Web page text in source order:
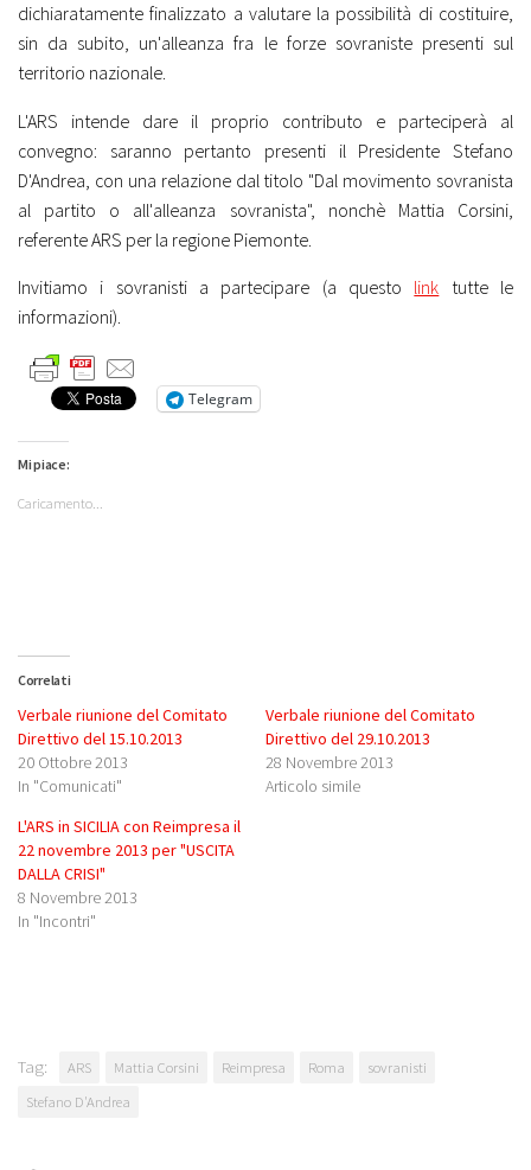
dichiaratamente finalizzato a valutare la possibilità di costituire,
sin da subito, un'alleanza fra le forze sovraniste presenti sul
territorio nazionale.
L'ARS intende dare il proprio contributo e parteciperà al
convegno: saranno pertanto presenti il Presidente Stefano
D'Andrea, con una relazione dal titolo "Dal movimento sovranista
al partito o all'alleanza sovranista", nonchè Mattia Corsini,
referente ARS per la regione Piemonte.
Invitiamo i sovranisti a partecipare (a questo link tutte le
informazioni).
Telegram
Mi piace:
Caricamento...
Correlati
Verbale riunione del Comitato
Direttivo del 15.10.2013
20 Ottobre 2013
In "Comunicati"
Verbale riunione del Comitato
Direttivo del 29.10.2013
28 Novembre 2013
Articolo simile
L'ARS in SICILIA con Reimpresa il
22 novembre 2013 per "USCITA
DALLA CRISI"
8 Novembre 2013
In "Incontri"
Tag: ARS Mattia Corsini Reimpresa Roma
sovranisti
Stefano D'Andrea